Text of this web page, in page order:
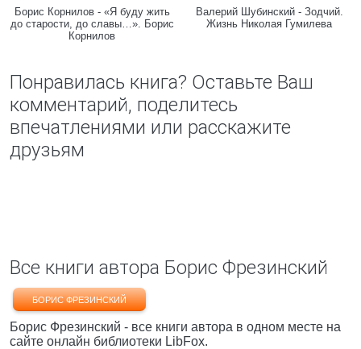
Борис Корнилов - «Я буду жить
до старости, до славы…». Борис
Корнилов
Валерий Шубинский - Зодчий.
Жизнь Николая Гумилева
Понравилась книга? Оставьте Ваш
комментарий, поделитесь
впечатлениями или расскажите
друзьям
Все книги автора Борис Фрезинский
БОРИС ФРЕЗИНСКИЙ
Борис Фрезинский - все книги автора в одном месте на
сайте онлайн библиотеки LibFox.